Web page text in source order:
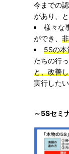
今までの
があり、
様々な
ができ、
5Sの本
たちの行
と、改善
実行したい
～5Sセミ